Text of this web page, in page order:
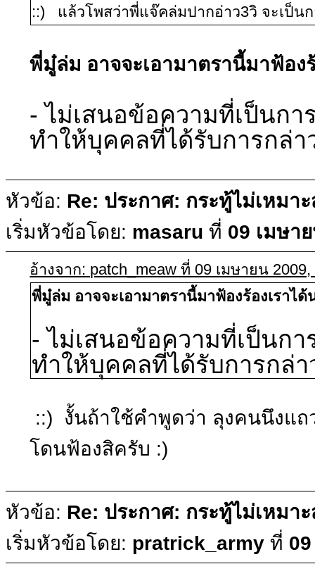
::) แล้วโพสว่าพี่แจ๊คล่มปากอ่าว3วิ จะเป็น
พี่มู๋ล่ม อาจจะเอามาตรานี้มาฟ้อง
- ไม่เสนอข้อความที่เป็นก
ทำให้บุคคลที่ได้รับการกล่า
หัวข้อ: Re: ประกาศ: กระทู้ไม่เหมา
เริ่มหัวข้อโดย: masaru ที่ 09 เมษา
อ้างจาก: patch_meaw ที่ 09 เมษายน 2009,
พี่มู๋ล่ม อาจจะเอามาตรานี้มาฟ้องร้องเราได้
- ไม่เสนอข้อความที่เป็นก
ทำให้บุคคลที่ได้รับการกล่า
::) งั้นถ้าใช้คำพูดว่า ลุงคนนึงแ
โดนฟ้องสิครับ :)
หัวข้อ: Re: ประกาศ: กระทู้ไม่เหมา
เริ่มหัวข้อโดย: pratrick_army ที่